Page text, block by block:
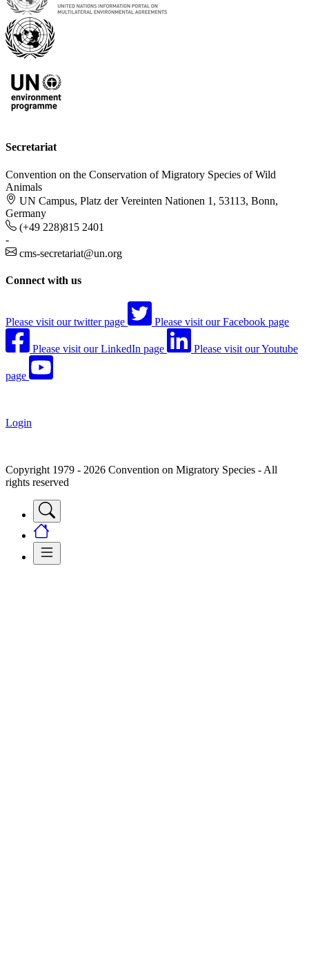
Secretariat
Convention on the Conservation of Migratory Species of Wild
Animals
UN Campus, Platz der Vereinten Nationen 1, 53113, Bonn,
Germany
(+49 228)815 2401
-
cms-secretariat@un.org
Connect with us
Please visit our twitter page Please visit our Facebook page
Please visit our LinkedIn page Please visit our Youtube
page
Login
Copyright 1979 - 2026 Convention on Migratory Species - All
rights reserved